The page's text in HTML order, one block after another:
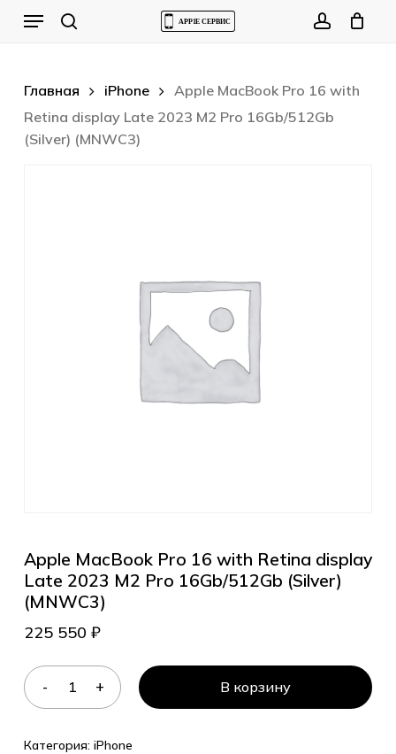
Menu
Главная iPhone
Apple MacBook Pro 16 with
Retina display Late 2023 M2 Pro 16Gb/512Gb
(Silver) (MNWC3)
Apple MacBook Pro 16 with Retina display
Late 2023 M2 Pro 16Gb/512Gb (Silver)
(MNWC3)
225 550 ₽
В корзину
Категория: iPhone